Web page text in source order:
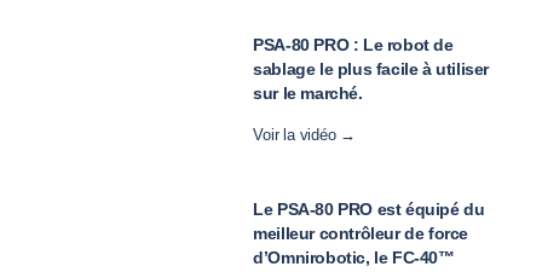
PSA-80 PRO : Le robot de
sablage le plus facile à utiliser
sur le marché.
Voir la vidéo →
Le PSA-80 PRO est équipé du
meilleur contrôleur de force
d’Omnirobotic, le FC-40™